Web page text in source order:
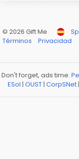
© 2026 Gift Me
Términos
Privacidad
Don't forget, ads time:
ESol | OUST| CorpSNet|